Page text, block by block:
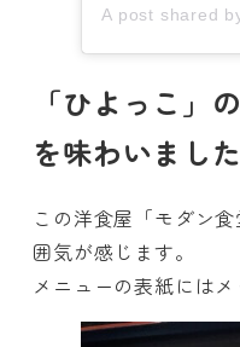
A post shared
「ひよっこ」
を味わいました
この洋食屋「モダン
囲気が感じます。
メニューの表紙には